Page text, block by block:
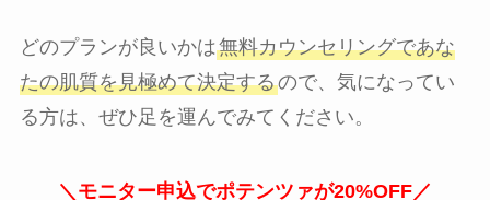
どのプランが良いかは無料カウンセリングであな
たの肌質を見極めて決定するので、気になってい
る方は、ぜひ足を運んでみてください。
＼モニター申込でポテンツァが20%OFF／